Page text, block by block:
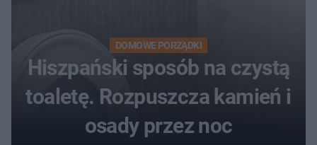
DOMOWE PORZĄDKI
Hiszpański sposób na czystą
toaletę. Rozpuszcza kamień i
osady przez noc